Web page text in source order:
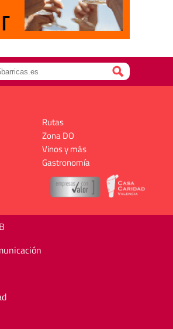
Rutas
Zona DO
Vinos y más
Gastronomía